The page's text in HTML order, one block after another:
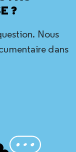
?
Nous
dans